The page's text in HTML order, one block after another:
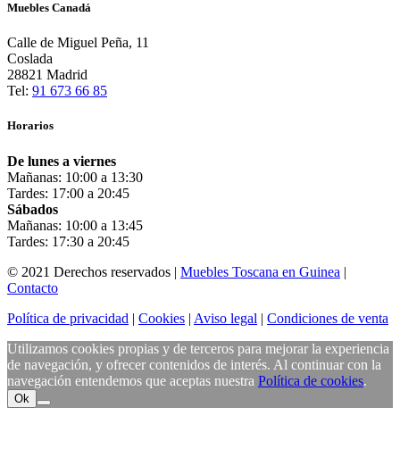
Muebles Canadá
Calle de Miguel Peña, 11
Coslada
28821 Madrid
Tel: 91 673 66 85
Horarios
De lunes a viernes
Mañanas: 10:00 a 13:30
Tardes: 17:00 a 20:45
Sábados
Mañanas: 10:00 a 13:45
Tardes: 17:30 a 20:45
© 2021 Derechos reservados | Muebles Toscana en Guinea |
Contacto
Política de privacidad | Cookies | Aviso legal | Condiciones de venta
Utilizamos cookies propias y de terceros para mejorar la experiencia
de navegación, y ofrecer contenidos de interés. Al continuar con la
navegación entendemos que aceptas nuestra Política de cookies.
Ok